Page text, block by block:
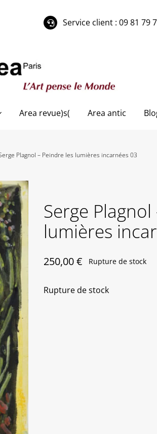
Service client : 09 81 79
Area revue)s( Area antic
Plagnol – Peindre les lumières incarnées 03
Serge
lumières
250,00€ Rupture de stock
Rupture de stock